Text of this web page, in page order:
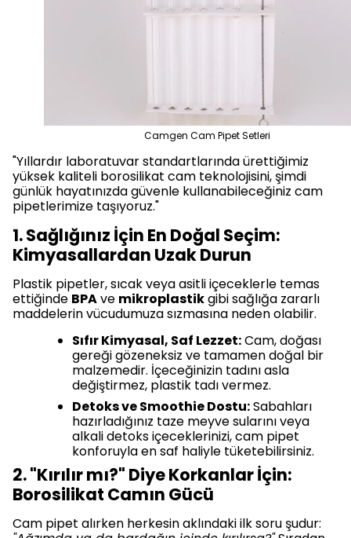
Camgen Cam Pipet Setleri
"Yıllardır laboratuvar standartlarında ürettiğimiz
yüksek kaliteli borosilikat cam teknolojisini, şimdi
günlük hayatınızda güvenle kullanabileceğiniz cam
pipetlerimize taşıyoruz."
1. Sağlığınız İçin En Doğal Seçim:
Kimyasallardan Uzak Durun
Plastik pipetler, sıcak veya asitli içeceklerle temas
ettiğinde BPAve mikroplastikgibi sağlığa zararlı
maddelerin vücudumuza sızmasına neden olabilir.
Sıfır Kimyasal, Saf Lezzet:Cam, doğası
gereği gözeneksiz ve tamamen doğal bir
malzemedir. İçeceğinizin tadını asla
değiştirmez, plastik tadı vermez.
Detoks ve Smoothie Dostu:Sabahları
hazırladığınız taze meyve sularını veya
alkali detoks içeceklerinizi, cam pipet
konforuyla en saf haliyle tüketebilirsiniz.
2. "Kırılır mı?" Diye Korkanlar İçin:
Borosilikat Camın Gücü
Cam pipet alırken herkesin aklındaki ilk soru şudur: